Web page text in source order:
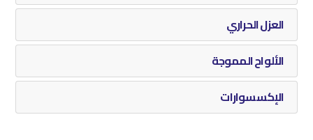
العزل الحراري
الألواح المموجة
الإكسسوارات